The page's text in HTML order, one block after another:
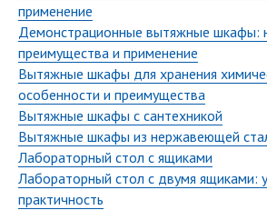
применение
Демонстрационные вытяжные шкафы:
преимущества и применение
Вытяжные шкафы для хранения
особенности и преимущества
Вытяжные шкафы с сантехникой
Вытяжные шкафы из нержавеющей
Лабораторный стол с ящиками
Лабораторный стол с двумя ящиками:
практичность